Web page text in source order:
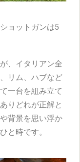
ョットガンは5
、イタリアン全
リム、ハブなど
一台を組み立て
りどれが正解と
背景を思い浮か
と時です。